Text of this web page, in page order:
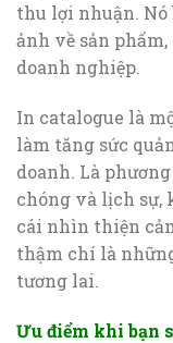
thu lợi nhuận.
ảnh về sản
doanh nghiệp.
In catalogue là
làm tăng sức
doanh. Là
chóng và lịch sự,
cái nhìn thiện
thậm chí là
tương lai.
Ưu điểm khi bạn